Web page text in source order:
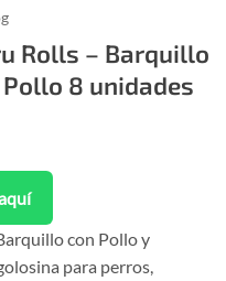
Rolls – Barquillo
8 unidades
con Pollo y
para perros,